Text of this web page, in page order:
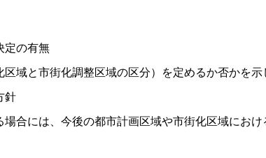
定の有無
域と市街化調整区域の区分）を定めるか否かを示
針
合には、今後の都市計画区域や市街化区域にお